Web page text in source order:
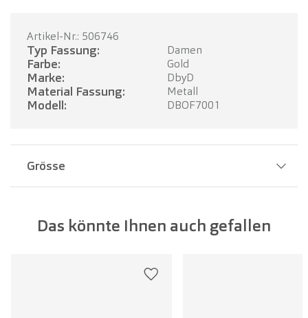
Artikel-Nr.: 506746
Typ Fassung: Damen
Farbe: Gold
Marke: DbyD
Material Fassung: Metall
Modell: DBOF7001
Grösse
Glasbreite: 52 mm
Das könnte Ihnen auch gefallen